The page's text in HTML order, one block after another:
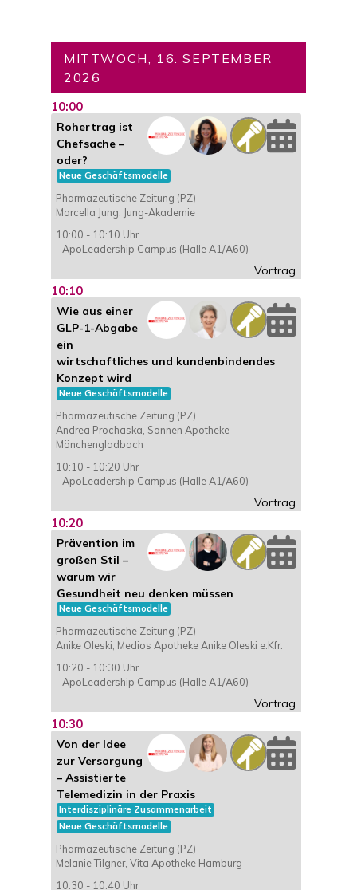
MITTWOCH, 16. SEPTEMBER
2026
10:00
Rohertrag ist
Chefsache –
oder?
Neue Geschäftsmodelle
Pharmazeutische Zeitung (PZ)
Marcella Jung, Jung-Akademie
10:00 - 10:10 Uhr
- ApoLeadership Campus (Halle A1/A60)
Vortrag
10:10
Wie aus einer
GLP-1-Abgabe
ein
wirtschaftliches und kundenbindendes
Konzept wird
Neue Geschäftsmodelle
Pharmazeutische Zeitung (PZ)
Andrea Prochaska, Sonnen Apotheke
Mönchengladbach
10:10 - 10:20 Uhr
- ApoLeadership Campus (Halle A1/A60)
Vortrag
10:20
Prävention im
großen Stil –
warum wir
Gesundheit neu denken müssen
Neue Geschäftsmodelle
Pharmazeutische Zeitung (PZ)
Anike Oleski, Medios Apotheke Anike Oleski e.Kfr.
10:20 - 10:30 Uhr
- ApoLeadership Campus (Halle A1/A60)
Vortrag
10:30
Von der Idee
zur Versorgung
– Assistierte
Telemedizin in der Praxis
Interdisziplinäre Zusammenarbeit
Neue Geschäftsmodelle
Pharmazeutische Zeitung (PZ)
Melanie Tilgner, Vita Apotheke Hamburg
10:30 - 10:40 Uhr